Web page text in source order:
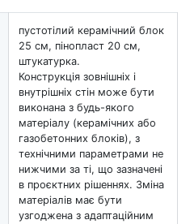
пустотілий керамічний блок
25 см, пінопласт 20 см,
штукатурка.
Конструкція зовнішніх і
внутрішніх стін може бути
виконана з будь-якого
матеріалу (керамічних або
газобетонних блоків), з
технічними параметрами не
нижчими за ті, що зазначені
в проєктних рішеннях. Зміна
матеріалів має бути
узгоджена з адаптаційним